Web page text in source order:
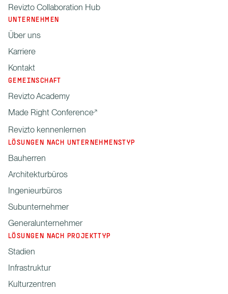
Revizto Collaboration Hub
UNTERNEHMEN
Über uns
Karriere
Kontakt
GEMEINSCHAFT
Revizto Academy
Made Right Conference
Revizto kennenlernen
LÖSUNGEN NACH UNTERNEHMENSTYP
Bauherren
Architekturbüros
Ingenieurbüros
Subunternehmer
Generalunternehmer
LÖSUNGEN NACH PROJEKTTYP
Stadien
Infrastruktur
Kulturzentren